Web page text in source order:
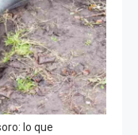
lo que